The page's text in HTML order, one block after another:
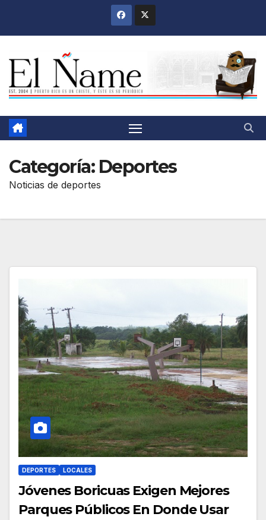
Categoría: Deportes
Noticias de deportes
DEPORTES LOCALES
Jóvenes Boricuas Exigen Mejores
Parques Públicos En Donde Usar